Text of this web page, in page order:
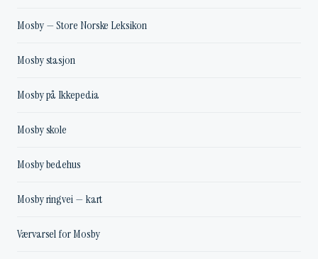
Mosby — Store Norske Leksikon
Mosby stasjon
Mosby på Ikkepedia
Mosby skole
Mosby bedehus
Mosby ringvei — kart
Værvarsel for Mosby